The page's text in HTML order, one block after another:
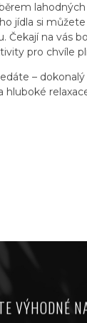
jídla si
Čekají na vás
pro chvíle
–
VÝHODNÉ